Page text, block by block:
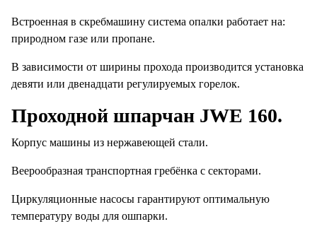
Встроенная в скребмашину система опалки работает на:
природном газе или пропане.
В зависимости от ширины прохода производится установка
девяти или двенадцати регулируемых горелок.
Проходной шпарчан JWE 160.
Корпус машины из нержавеющей стали.
Веерообразная транспортная гребёнка с секторами.
Циркуляционные насосы гарантируют оптимальную
температуру воды для ошпарки.